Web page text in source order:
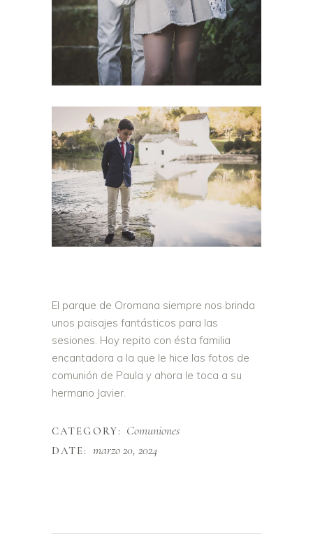
El parque de Oromana siempre nos brinda
unos paisajes fantásticos para las
sesiones. Hoy repito con ésta familia
encantadora a la que le hice las fotos de
comunión de Paula y ahora le toca a su
hermano Javier.
CATEGORY: Comuniones
DATE: marzo 20, 2024